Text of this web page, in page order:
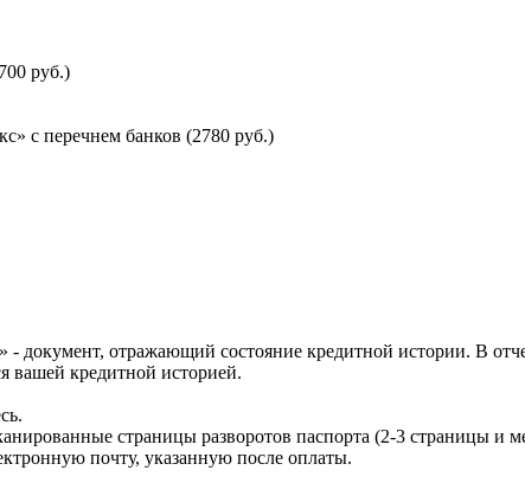
руб.)
с перечнем банков (2780 руб.)
документ, отражающий состояние кредитной истории. В
вашей кредитной историей.
страницы разворотов паспорта (2-3 страницы и
почту, указанную после оплаты.